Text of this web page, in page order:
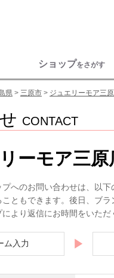
ショップをさがす
県 三原市 ジュエリーモア三
CONTACT
ーモア三原
プへのお問い合わせは、以
ともできます。後日、ブラ
より返信にお時間をいた
ム入力 ▶